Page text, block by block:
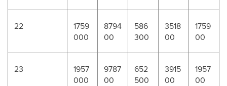
22
1759
000
8794
00
586
300
3518
00
1759
00
23
1957
000
9787
00
652
500
3915
00
1957
00